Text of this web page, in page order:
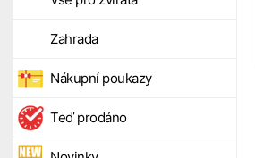
Zahrada
Nákupní poukazy
Teď prodáno